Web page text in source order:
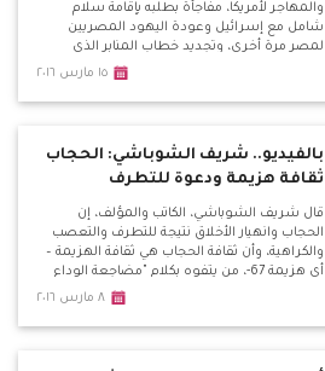
والمهاجر لأمريكا، مفاجأة بطلبه بإقامة سلام
شامل مع إسرائيل وعودة اليهود المصريين
لمصر مرة أخري، وتجديد خطاب المنابر الذي
يتحدث عن اليهود، وعودتهم للعيش بالدول
بأوروبا.
١٥ مارس ٢٠١٦
بالفيديو.. شريف الشوباشي: الحجاب
ثقافة هزيمة ودعوة للتطرف
قال شريف الشوباشي، الكاتب والمؤلف، إن
الحجاب وانهيار الأخلاق نتيجة للتطرف والتعصب
والكراهية، وأن ثقافة الحجاب هي ثقافة الهزيمة –
أي هزيمة 67-، من يتفوه بكلام "مضاجعة الوداع
٨ مارس ٢٠١٦